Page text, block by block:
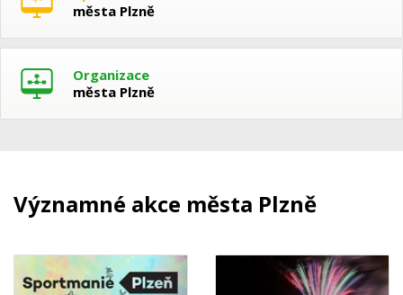
města Plzně
Organizace
města Plzně
Významné akce města Plzně